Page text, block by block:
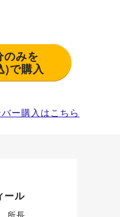
みを
込)で購入
ー購入はこちら
ール
所長